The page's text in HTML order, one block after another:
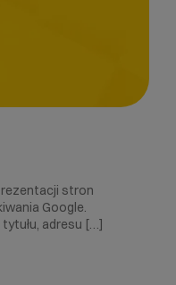
stron
Google.
tytułu, adresu […]